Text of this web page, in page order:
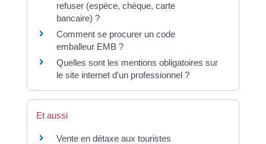
refuser (espèce, chèque, carte
bancaire) ?
Comment se procurer un code
emballeur EMB ?
Quelles sont les mentions obligatoires sur
le site internet d'un professionnel ?
Et aussi
Vente en détaxe aux touristes